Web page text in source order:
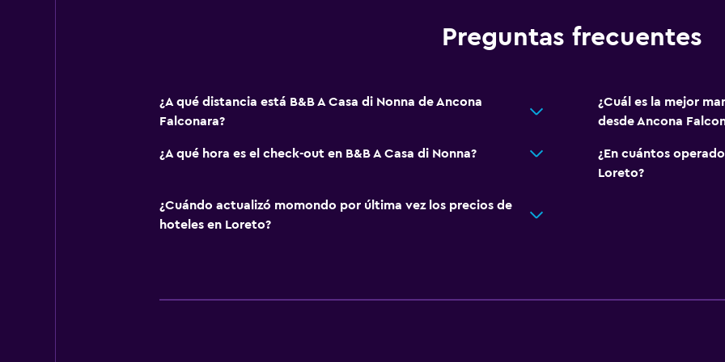
Preguntas frecuentes
¿A qué distancia está B&B A Casa di Nonna de Ancona
Falconara?
¿Cuál es la mejor
desde Ancona
¿A qué hora es el check-out en B&B A Casa di Nonna?
¿En cuántos
Loreto?
¿Cuándo actualizó momondo por última vez los precios de
hoteles en Loreto?